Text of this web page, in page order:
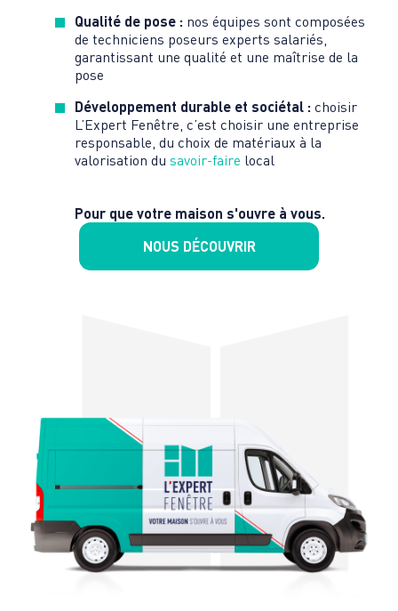
Qualité de pose : nos équipes sont composées
de techniciens poseurs experts salariés,
garantissant une qualité et une maîtrise de la
pose
Développement durable et sociétal : choisir
L’Expert Fenêtre, c’est choisir une entreprise
responsable, du choix de matériaux à la
valorisation du savoir-faire local
Pour que votre maison s'ouvre à vous.
NOUS DÉCOUVRIR